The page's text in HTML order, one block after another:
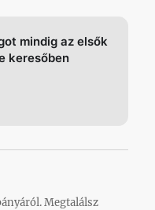
mindig az elsők
keresőben
Megtalálsz